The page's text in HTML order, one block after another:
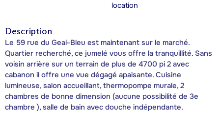
location
Description
Le 59 rue du Geai-Bleu est maintenant sur le marché.
Quartier recherché, ce jumelé vous offre la tranquillité. Sans
voisin arrière sur un terrain de plus de 4700 pi 2 avec
cabanon il offre une vue dégagé apaisante. Cuisine
lumineuse, salon accueillant, thermopompe murale, 2
chambres de bonne dimension (aucune possibilité de 3e
chambre ), salle de bain avec douche indépendante.